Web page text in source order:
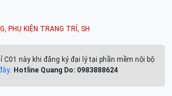
, PHỤ KIỆN TRANG TRÍ , SH
C01 này khi đăng ký đại lý tại phần mềm nội bộ
. Hotline Quang Do: 0983888624